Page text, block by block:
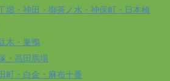
堀・神田・御茶ノ水・神保町・日本橋
木・巣鴨
・高田馬場
町・白金・麻布十番